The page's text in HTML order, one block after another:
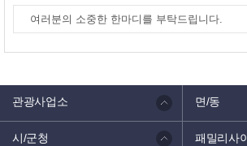
관광사업소 면/동
시/군청 패밀리사